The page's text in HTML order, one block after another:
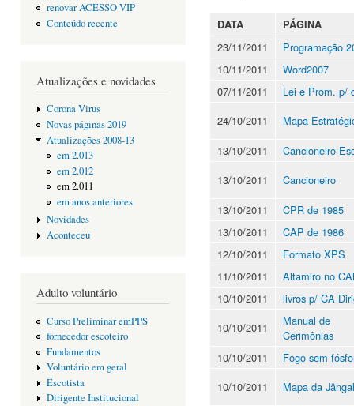
renovar ACESSO VIP
Conteúdo recente
Atualizações e novidades
Corona Virus
Novas páginas 2019
Atualizações 2008-13
em 2.013
em 2.012
em 2.011
em anos anteriores
Novidades
Aconteceu
Adulto voluntário
Curso Preliminar emPPS
fornecedor escoteiro
Fundamentos
Voluntário em geral
Escotista
Dirigente Institucional
DATA PÁGINA
23/11/2011
Programação
10/11/2011
Word2007
07/11/2011
Lei e Prom. p/
24/10/2011
Mapa
13/10/2011
Cancioneiro
13/10/2011
Cancioneiro
13/10/2011
CPR de 1985
13/10/2011
CAP de 1986
12/10/2011
Formato XPS
11/10/2011
Altamiro no
10/10/2011
livros p/ CA
10/10/2011
Manual de
Cerimônias
10/10/2011
Fogo sem
10/10/2011
Mapa da Jângal